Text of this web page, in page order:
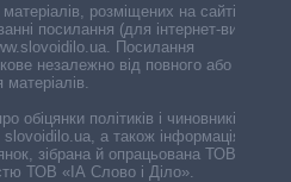
розміщених на сайті,
посилання (для інтернет-видань
Посилання
незалежно від повного або
обіцянки політиків і чиновників,
а також інформація про
зібрана й опрацьована ТОВ «ІА
ТОВ «ІА Слово і Діло».